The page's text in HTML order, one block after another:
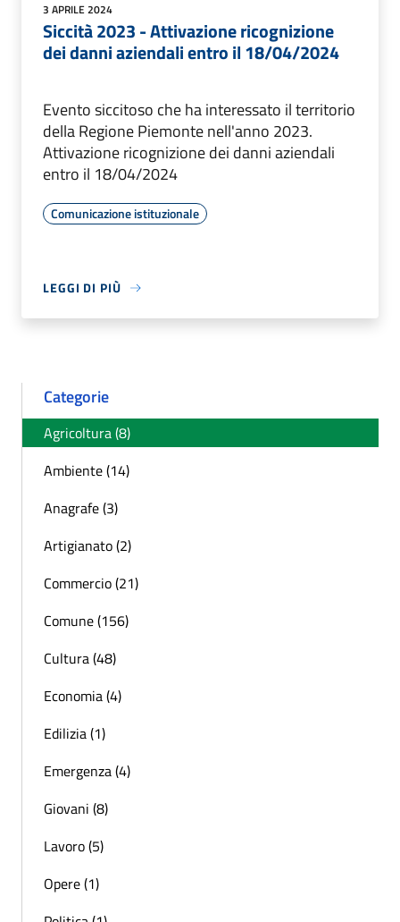
3 APRILE 2024
Siccità 2023 - Attivazione ricognizione
dei danni aziendali entro il 18/04/2024
Evento siccitoso che ha interessato il territorio
della Regione Piemonte nell'anno 2023.
Attivazione ricognizione dei danni aziendali
entro il 18/04/2024
Comunicazione istituzionale
LEGGI DI PIÙ
Categorie
Agricoltura (8)
Ambiente (14)
Anagrafe (3)
Artigianato (2)
Commercio (21)
Comune (156)
Cultura (48)
Economia (4)
Edilizia (1)
Emergenza (4)
Giovani (8)
Lavoro (5)
Opere (1)